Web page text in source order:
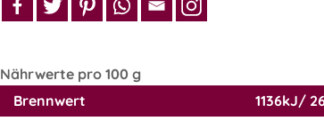
Nährwerte pro 100 g
Brennwert
1136kJ/